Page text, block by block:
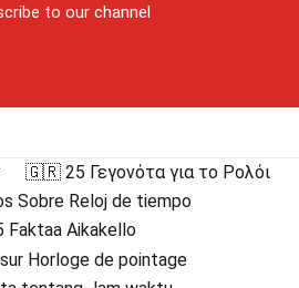
to our channel
🇬🇷 25 Γεγονότα για το Ρολόι
Sobre Reloj de tiempo
Aikakello
Horloge de pointage